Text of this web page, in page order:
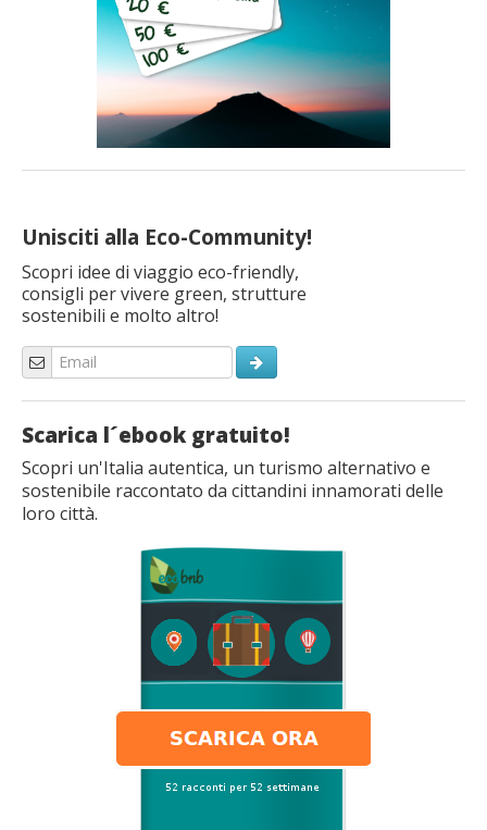
Unisciti alla Eco-Community!
Scopri idee di viaggio eco-friendly,
consigli per vivere green, strutture
sostenibili e molto altro!
Scarica l´ebook gratuito!
Scopri un'Italia autentica, un turismo alternativo e
sostenibile raccontato da cittandini innamorati delle
loro città.